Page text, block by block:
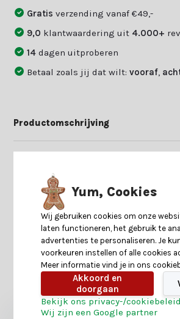
Gratisverzending vanaf €49,-
9,0 klantwaardering uit 4.000+
14dagen uitproberen
Betaal zoals jij dat wilt:vooraf
Productomschrijving
Reviews
Heb je nog interesse in deze
Yum, Cookies
Wij gebruiken cookies om onze
laten functioneren, het gebruik te
advertenties te personaliseren. Je
voorkeuren instellen of alle cookies
Meer informatie vind je in ons
Akkoord en
doorgaan
Bekijk ons privacy-/cookiebeleid
Wij zijn een Google partner